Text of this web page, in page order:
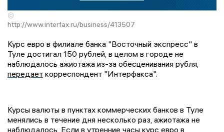
©
http://www.interfax.ru/business/413507
Курс евро в филиале банка "Восточный экспресс" в
Туле достигал 150 рублей, в целом в городе не
наблюдалось ажиотажа из-за обесценивания рубля,
передает корреспондент "Интерфакса".
Курсы валюты в пунктах коммерческих банков в Туле
менялись в течение дня несколько раз, ажиотажа не
наблюдалось, Если в утренние часы курс евро в